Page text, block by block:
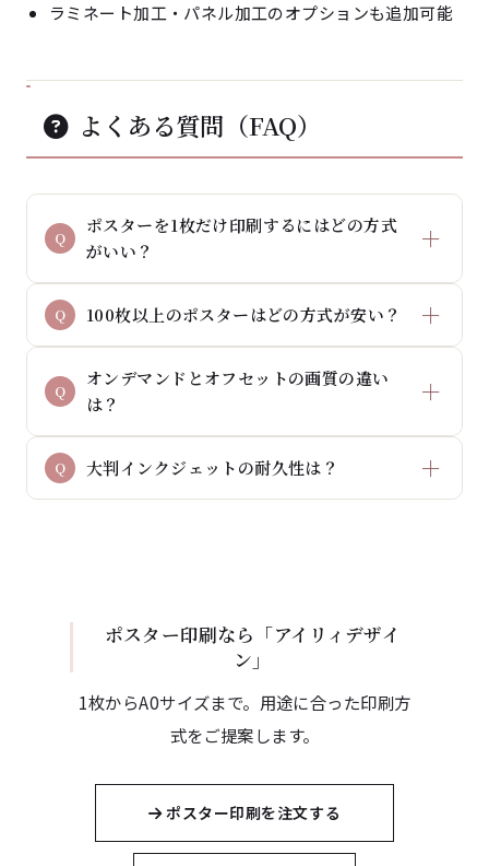
ラミネート加工・パネル加工のオプションも追加可能
よくある質問（FAQ）
ポスターを1枚だけ印刷するにはどの方式
がいい？
100枚以上のポスターはどの方式が安い？
オンデマンドとオフセットの画質の違い
は？
大判インクジェットの耐久性は？
ポスター印刷なら「アイリィデザイ
ン」
1枚からA0サイズまで。用途に合った印刷方
式をご提案します。
ポスター印刷を注文する